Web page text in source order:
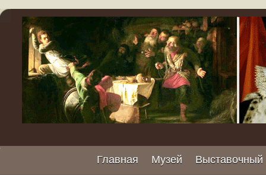
Главная Музей Выставочный